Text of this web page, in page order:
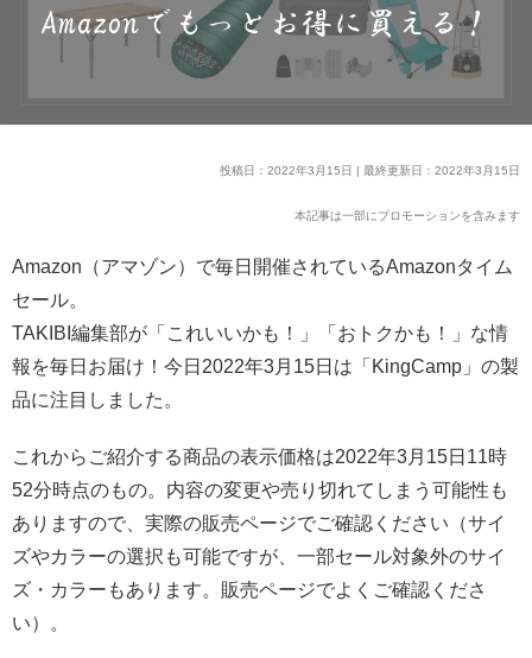
投稿日：2022年3月15日 | 最終更新日：2022年3月15日
本記事は一部にプロモーションを含みます
Amazon（アマゾン）で毎日開催されているAmazonタイム
セール。
TAKIBI編集部が「これいいかも！」「おトクかも！」な情
報を毎日お届け！今日2022年3月15日は「KingCamp」の製
品に注目しました。
これからご紹介する商品の表示価格は2022年3月15日11時
52分時点のもの。内容の変更や売り切れてしまう可能性も
ありますので、実際の販売ページでご確認ください（サイ
ズやカラーの選択も可能ですが、一部セール対象外のサイ
ズ・カラーもあります。販売ページでよくご確認くださ
い）。